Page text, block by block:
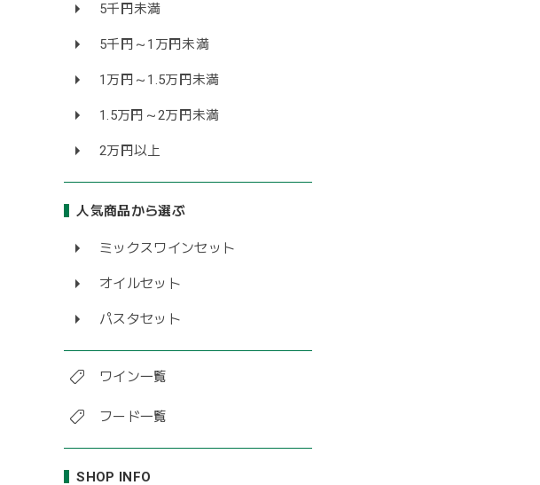
5千円未満
5千円～1万円未満
1万円～1.5万円未満
1.5万円～2万円未満
2万円以上
人気商品から選ぶ
ミックスワインセット
オイルセット
パスタセット
ワイン一覧
フード一覧
SHOP INFO